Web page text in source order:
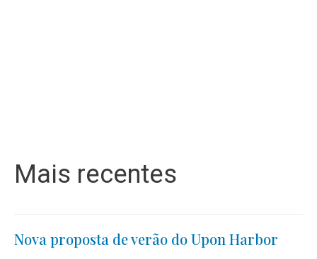
Mais recentes
Nova proposta de verão do Upon Harbor